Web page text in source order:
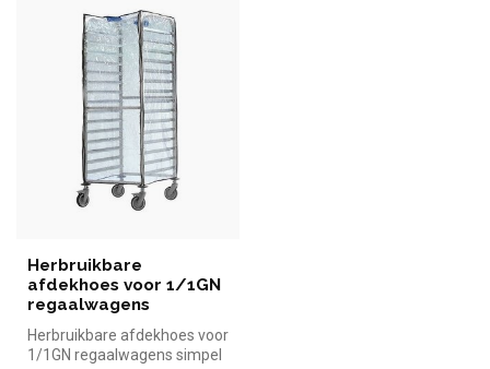
Herbruikbare
afdekhoes voor 1/1GN
regaalwagens
Herbruikbare afdekhoes voor
1/1GN regaalwagens simpel